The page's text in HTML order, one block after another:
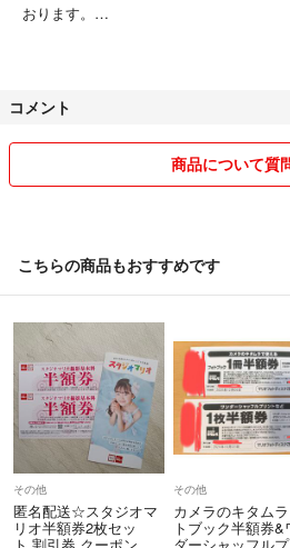
おります。
ハンドメイドマスク出品の際は多数ご購
☆出来る限りお安く出品させて頂いてま
（コメントの返信をお断りさせて頂く場
★購入後に発送を急がれる方は、予め購
いている為に基本的にお断りさせて頂き
す。
【発送予定日に関しまして】
発送予定日は長めにしてますが、子供
通常は3日以内を目安に発送させて頂いて
コメント
商品について質
こちらの商品もおすすめです
その他
匿名配送☆スタジオマ
リオ半額券2枚セッ
その他
カメラのキタム
トブック半額券&